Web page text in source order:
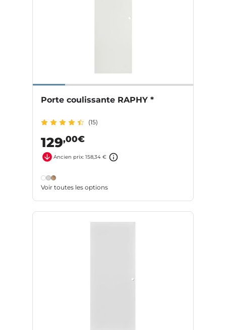
Porte coulissante RAPHY *
(15)
129,00€
Ancien prix: 158,34 €
Voir toutes les options